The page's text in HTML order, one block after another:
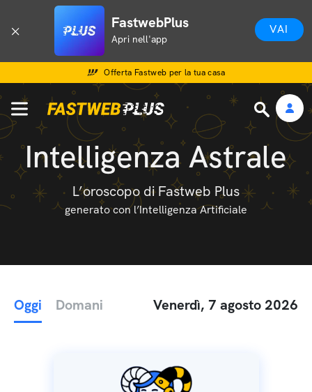
FastwebPlus
Apri nell'app
VAI
Offerta Fastweb per la tua casa
Intelligenza Astrale
L’oroscopo di Fastweb Plus
generato con l’Intelligenza Artificiale
Oggi Domani Venerdì, 7 agosto 2026